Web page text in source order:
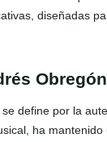
diseñadas
Obregón
define por la
ha